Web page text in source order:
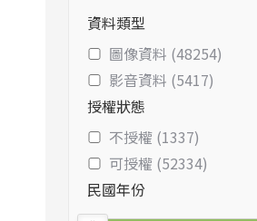
資料類型
圖像資料 (48254)
影音資料 (5417)
授權狀態
不授權 (1337)
可授權 (52334)
民國年份